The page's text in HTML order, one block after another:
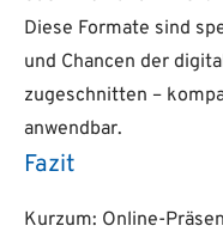
Diese Formate sind
und Chancen der
zugeschnitten –
anwendbar.
Fazit
Kurzum: Online-